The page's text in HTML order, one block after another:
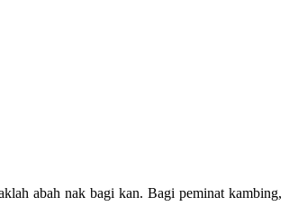
abah nak bagi kan. Bagi peminat kambing,